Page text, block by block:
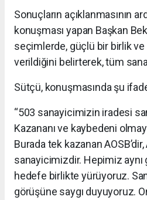
Sonuçların açıklanmasının
konuşması yapan Başkan
seçimlerde, güçlü bir birlik ve
verildiğini belirterek, tüm
Sütçü, konuşmasında şu
“503 sanayicimizin iradesi
Kazananı ve kaybedeni
Burada tek kazanan AOSB’dir,
sanayicimizdir. Hepimiz aynı
hedefe birlikte yürüyoruz.
görüşüne saygı duyuyoruz.